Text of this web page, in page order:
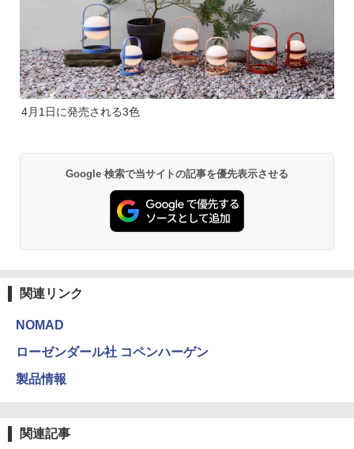
4月1日に発売される3色
Google 検索で当サイトの記事を優先表示させる
関連リンク
NOMAD
ローゼンダール社 コペンハーゲン
製品情報
関連記事